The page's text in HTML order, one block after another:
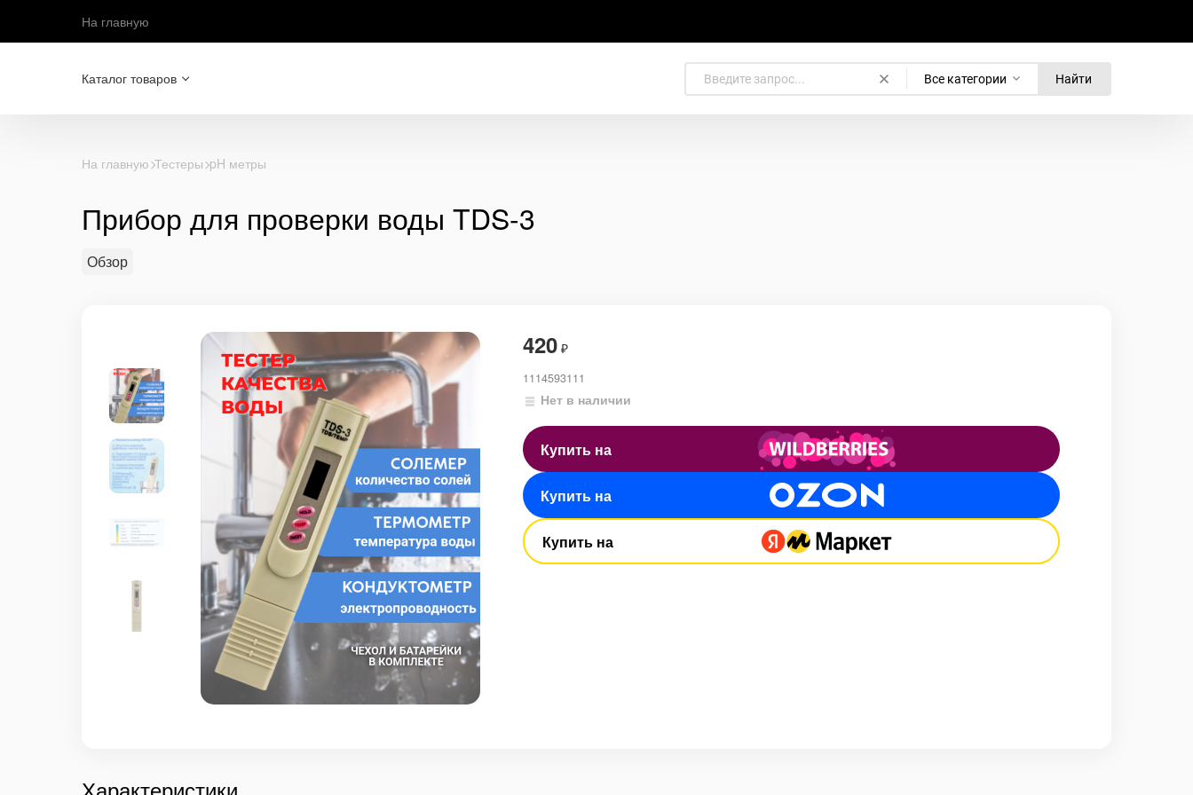
На главную
Каталог товаров Все категории Найти
На главную Тестеры pH метры
Прибор для проверки воды TDS-3
Обзор
420 ₽
1114593111
Нет в наличии
Купить на
Купить на
Купить на